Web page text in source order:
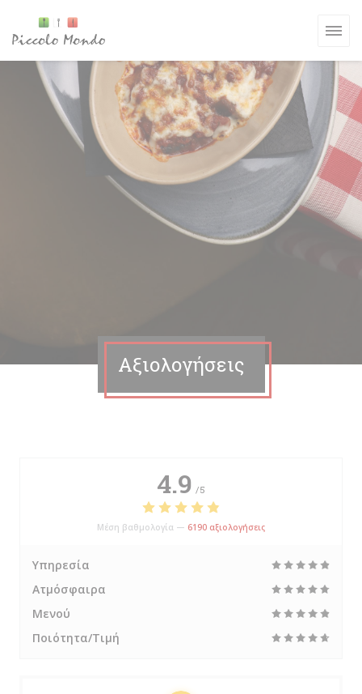
Αξιολογήσεις
4.9 /5
Μέση βαθμολογία — 6190 αξιολογήσεις
Υπηρεσία
Ατμόσφαιρα
Μενού
Ποιότητα/Τιμή